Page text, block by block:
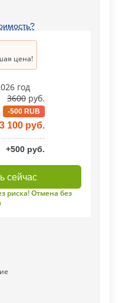
цена!
год
3600 руб.
-500 RUB
3 100 руб.
+500 руб.
сейчас
риска! Отмена без